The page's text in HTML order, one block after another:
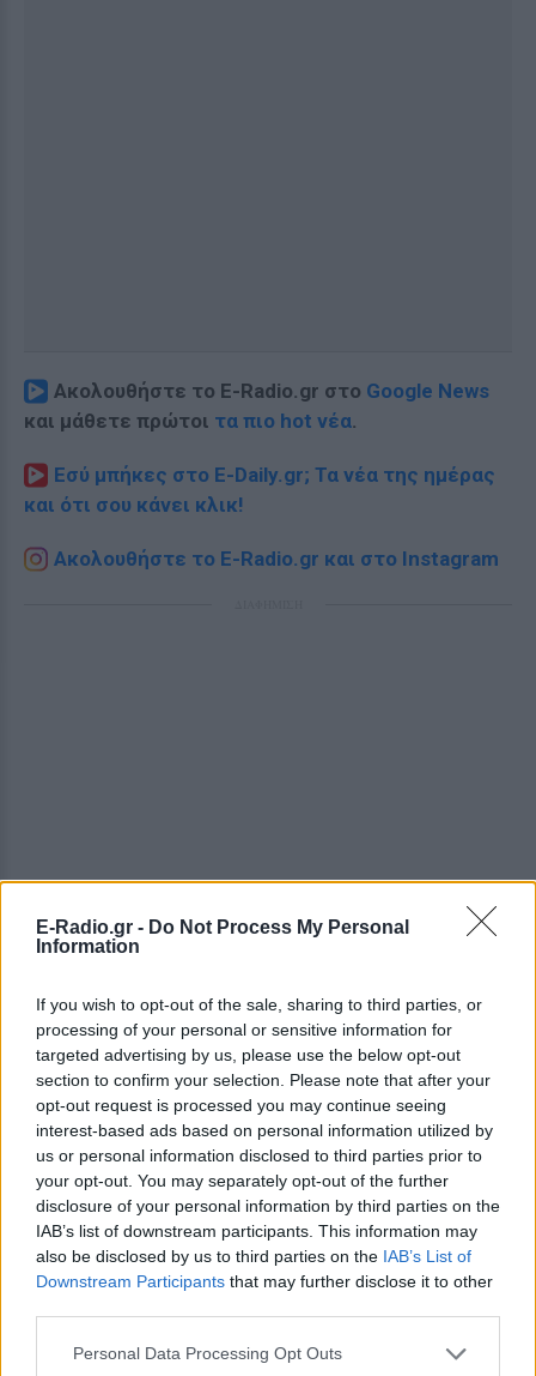
E-Radio.gr - Do Not Process My Personal
Information
If you wish to opt-out of the sale, sharing to third parties, or
processing of your personal or sensitive information for
targeted advertising by us, please use the below opt-out
section to confirm your selection. Please note that after your
opt-out request is processed you may continue seeing
interest-based ads based on personal information utilized by
us or personal information disclosed to third parties prior to
your opt-out. You may separately opt-out of the further
disclosure of your personal information by third parties on the
IAB’s list of downstream participants. This information may
also be disclosed by us to third parties on the IAB’s List of
Downstream Participants that may further disclose it to other
Personal Data Processing Opt Outs
Ακολουθήστε το E-Radio.gr στο Google News
και μάθετε πρώτοι τα πιο hot νέα.
Εσύ μπήκες στο E-Daily.gr; Τα νέα της ημέρας
και ότι σου κάνει κλικ!
Ακολουθήστε το E-Radio.gr και στο Instagram
ΔΕΙΤΕ ΕΠΙΣΗΣ
ΣΤΗΝ ΙΔΙΑ ΚΑΤΗΓΟΡΙΑ
διατηρηθούν εκτός ψυγείου το
καλοκαίρι